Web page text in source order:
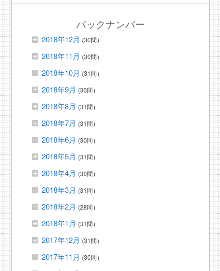
バックナンバー
2018年12月 (30問）
2018年11月 (30問）
2018年10月 (31問）
2018年9月 (30問）
2018年8月 (31問）
2018年7月 (31問）
2018年6月 (30問）
2018年5月 (31問）
2018年4月 (30問）
2018年3月 (31問）
2018年2月 (28問）
2018年1月 (31問）
2017年12月 (31問）
2017年11月 (30問）